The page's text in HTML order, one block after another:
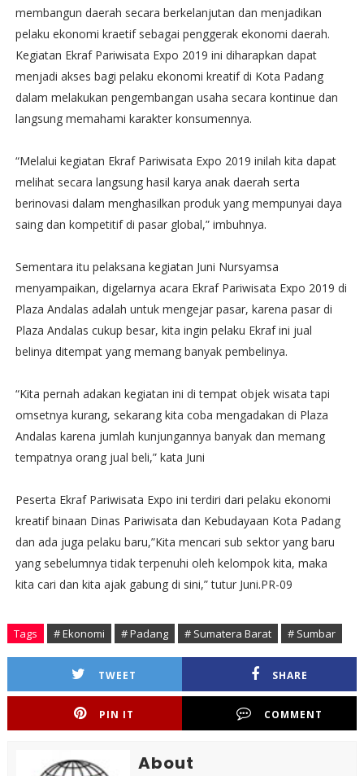
membangun daerah secara berkelanjutan dan menjadikan
pelaku ekonomi kraetif sebagai penggerak ekonomi daerah.
Kegiatan Ekraf Pariwisata Expo 2019 ini diharapkan dapat
menjadi akses bagi pelaku ekonomi kreatif di Kota Padang
dalam melakukan pengembangan usaha secara kontinue dan
langsung memahami karakter konsumennya.
“Melalui kegiatan Ekraf Pariwisata Expo 2019 inilah kita dapat
melihat secara langsung hasil karya anak daerah serta
berinovasi dalam menghasilkan produk yang mempunyai daya
saing dan kompetitif di pasar global,” imbuhnya.
Sementara itu pelaksana kegiatan Juni Nursyamsa
menyampaikan, digelarnya acara Ekraf Pariwisata Expo 2019 di
Plaza Andalas adalah untuk mengejar pasar, karena pasar di
Plaza Andalas cukup besar, kita ingin pelaku Ekraf ini jual
belinya ditempat yang memang banyak pembelinya.
“Kita pernah adakan kegiatan ini di tempat objek wisata tapi
omsetnya kurang, sekarang kita coba mengadakan di Plaza
Andalas karena jumlah kunjungannya banyak dan memang
tempatnya orang jual beli,” kata Juni
Peserta Ekraf Pariwisata Expo ini terdiri dari pelaku ekonomi
kreatif binaan Dinas Pariwisata dan Kebudayaan Kota Padang
dan ada juga pelaku baru,”Kita mencari sub sektor yang baru
yang sebelumnya tidak terpenuhi oleh kelompok kita, maka
kita cari dan kita ajak gabung di sini,” tutur Juni.PR-09
Tags # Ekonomi # Padang # Sumatera Barat # Sumbar
TWEET SHARE
PIN IT COMMENT
About